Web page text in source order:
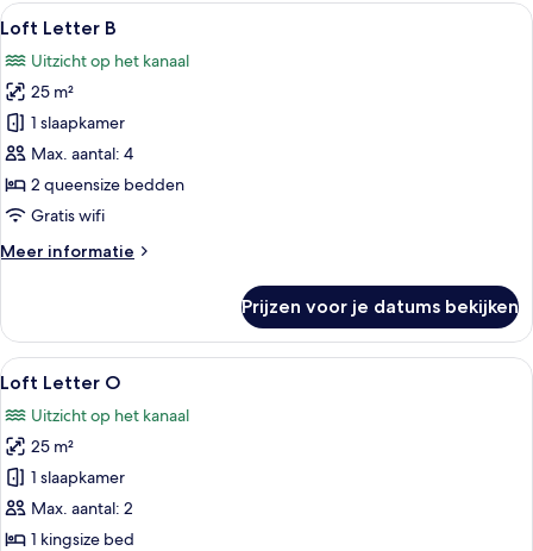
Alle
foto's
voor
Loft
Letter
B
laden
Een modern interieur met een
10
Loft Letter B
Uitzicht op het kanaal
25 m²
1 slaapkamer
Max. aantal: 4
2 queensize bedden
Gratis wifi
Meer informatie
Meer
Letter
B
Prijzen voor je datums bekijken
Alle
foto's
voor
Loft
Letter
O
laden
Een rond bed met een metalen
9
Loft Letter O
Uitzicht op het kanaal
25 m²
1 slaapkamer
Max. aantal: 2
1 kingsize bed